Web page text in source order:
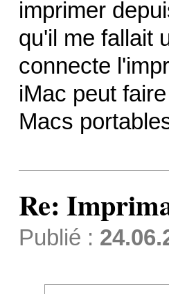
imprimer
qu'il me fallait
connecte
iMac peut
Macs
Re:
Publié :